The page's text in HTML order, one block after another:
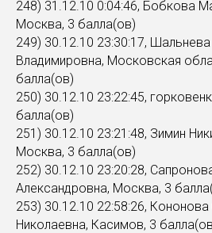
248) 31.12.10 0:04:46, Бобкова
Москва, 3 балла(ов)
249) 30.12.10 23:30:17,
Владимировна, Московская
балла(ов)
250) 30.12.10 23:22:45,
балла(ов)
251) 30.12.10 23:21:48, Зимин
Москва, 3 балла(ов)
252) 30.12.10 23:20:28,
Александровна, Москва, 3
253) 30.12.10 22:58:26, Кононова
Николаевна, Касимов, 3